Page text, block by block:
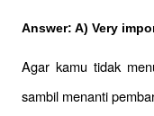
Answer: A) Very
Agar kamu tidak
sambil menanti